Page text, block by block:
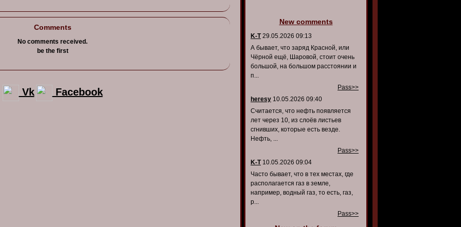
Comments
No comments received.
be the first
Vk Facebook
New comments
K-T29.05.2026 09:13
А бывает, что заряд Красной, или
Чёрной ещё, Шаровой, стоит очень
большой, на большом расстоянии и
п...
Pass>>
heresy 10.05.2026 09:40
Считается, что нефть появляется
лет через 10, из слоёв листьев
сгнивших, которые есть везде.
Нефть, ...
Pass>>
K-T10.05.2026 09:04
Часто бывает, что в тех местах, где
располагается газ в земле,
например, водный газ, то есть, газ,
р...
Pass>>